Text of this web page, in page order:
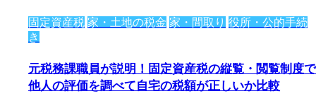
固定資産税 家・土地の税金 家・間取り 役所・公的手続
き
元税務課職員が説明！固定資産税の縦覧・閲覧制度で
他人の評価を調べて自宅の税額が正しいか比較